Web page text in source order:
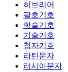
히브리어
괄호기호
학술기호
기술기호
첨자기호
라틴문자
러시아문자